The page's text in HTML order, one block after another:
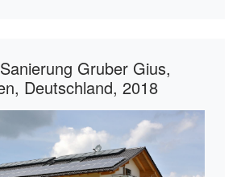
Gruber Gius,
Deutschland, 2018